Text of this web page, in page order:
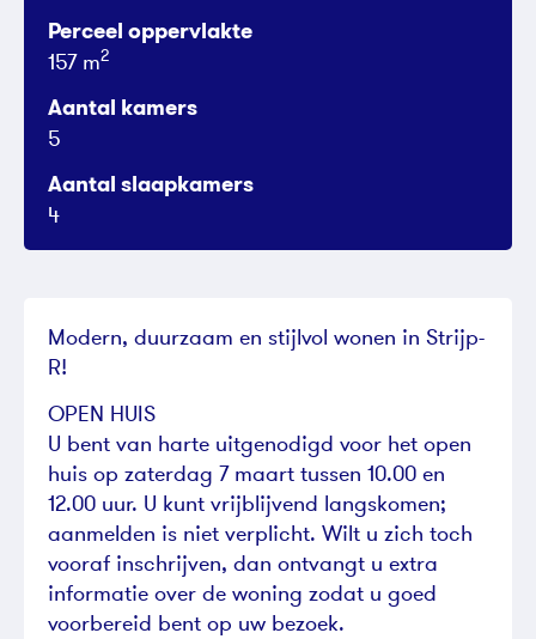
Perceel oppervlakte
157 m2
Aantal kamers
5
Aantal slaapkamers
4
Modern, duurzaam en stijlvol wonen in Strijp-
R!
OPEN HUIS
U bent van harte uitgenodigd voor het open
huis op zaterdag 7 maart tussen 10.00 en
12.00 uur. U kunt vrijblijvend langskomen;
aanmelden is niet verplicht. Wilt u zich toch
vooraf inschrijven, dan ontvangt u extra
informatie over de woning zodat u goed
voorbereid bent op uw bezoek.